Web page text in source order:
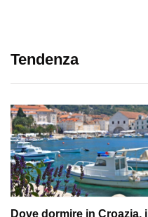
Tendenza
Dove dormire in Croazia, i